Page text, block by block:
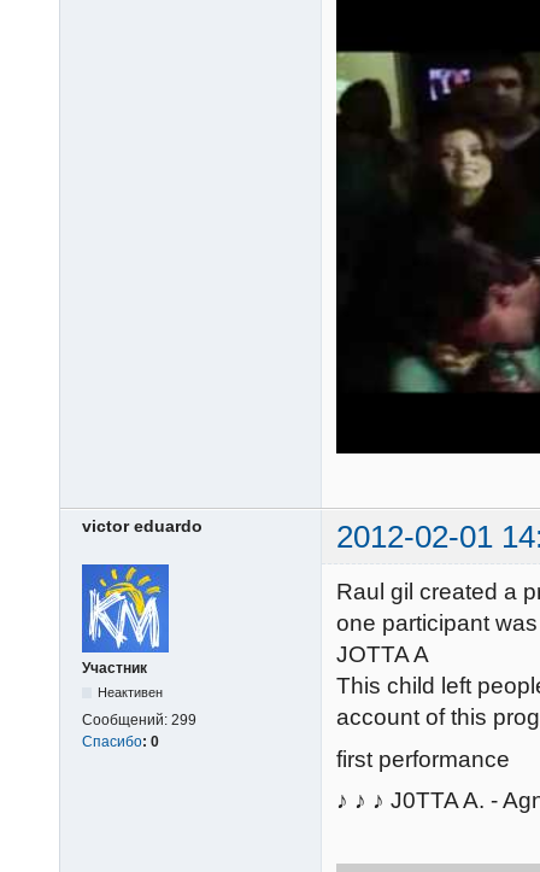
victor eduardo 2012-02-01
Участник
Неактивен
Сообщений: 299
Спасибо: 0
Raul gil created a
one participant was
JOTTA A
This child left
account of this
first performance
♪ ♪ ♪ J0TTA A. -